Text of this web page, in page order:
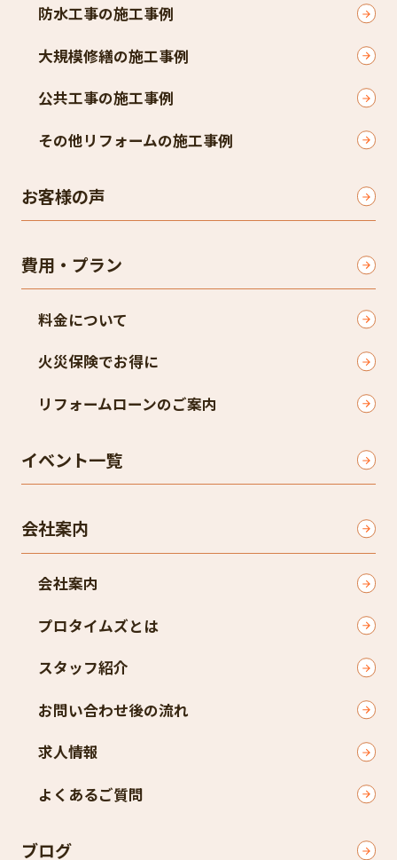
防水工事の施工事例
大規模修繕の施工事例
公共工事の施工事例
その他リフォームの施工事例
お客様の声
費用・プラン
料金について
火災保険でお得に
リフォームローンのご案内
イベント一覧
会社案内
会社案内
プロタイムズとは
スタッフ紹介
お問い合わせ後の流れ
求人情報
よくあるご質問
ブログ